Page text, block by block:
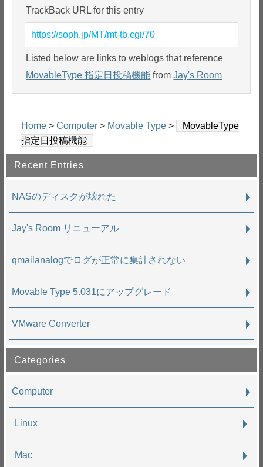
TrackBack URL for this entry
https://soph.jp/MT/mt-tb.cgi/70
Listed below are links to weblogs that reference
MovableType 指定日投稿機能 fromJay's Room
Home >Computer > Movable Type >
MovableType
指定日投稿機能
Recent Entries
NASのディスクが壊れた
Jay's Room リニューアル
qmailanalogでログが正常に集計されない
Movable Type 5.031にアップグレード
VMware Converter
Categories
Computer
Linux
Mac